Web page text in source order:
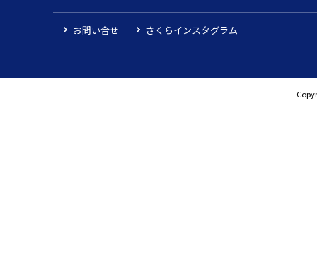
お問い合せ さくらインスタグラム